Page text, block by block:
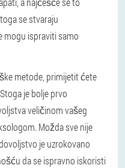
se stvaraju
mogu ispraviti samo
metode, primijetit ćete
je bolje prvo
veličinom vašeg
Možda sve nije
je uzrokovano
da se ispravno iskoristi